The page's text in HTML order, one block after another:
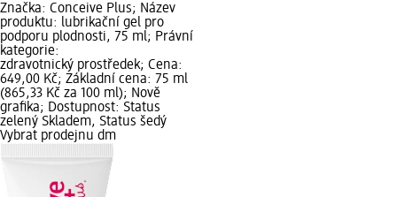
Značka: Conceive Plus; Název
produktu: lubrikační gel pro
podporu plodnosti, 75 ml; Právní
kategorie:
zdravotnický prostředek; Cena:
649,00 Kč; Základní cena: 75 ml
(865,33 Kč za 100 ml); Nově
grafika; Dostupnost: Status
zelený Skladem, Status šedý
Vybrat prodejnu dm